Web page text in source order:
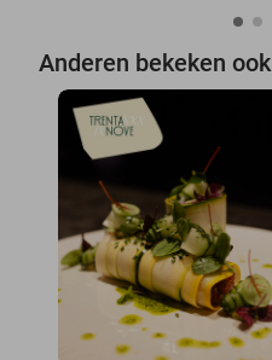
Anderen bekeken ook